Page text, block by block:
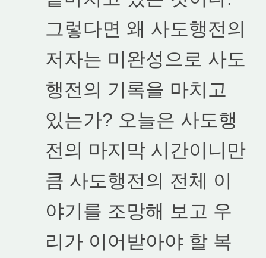
그렇다면 왜 사도행전의
저자는 미완성으로 사도
행전의 기록을 마치고
있는가? 오늘은 사도행
전의 마지막 시간이니만
큼 사도행전의 전체 이
야기를 조망해 보고 우
리가 이어받아야 할 복